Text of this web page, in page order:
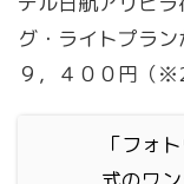
グ・ライトプラ
９，４００円（
「フォ